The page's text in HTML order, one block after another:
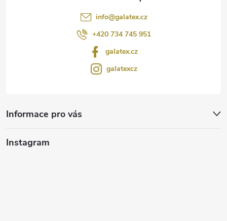
info@galatex.cz
+420 734 745 951
galatex.cz
galatexcz
Informace pro vás
Instagram